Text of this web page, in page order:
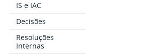
IS e IAC
Decisões
Resoluções
Internas